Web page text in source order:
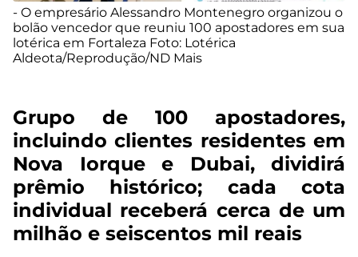
- O empresário Alessandro Montenegro organizou o
bolão vencedor que reuniu 100 apostadores em sua
lotérica em Fortaleza Foto: Lotérica
Aldeota/Reprodução/ND Mais
Grupo de 100 apostadores,
incluindo clientes residentes em
Nova Iorque e Dubai, dividirá
prêmio histórico; cada cota
individual receberá cerca de um
milhão e seiscentos mil reais